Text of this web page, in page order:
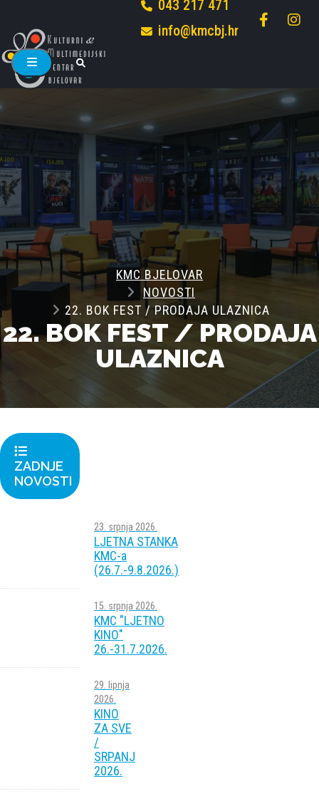
043 217 471
info@kmcbj.hr
22. BOK FEST / PRODAJA
ULAZNICA
KMC BJELOVAR
NOVOSTI
22. BOK FEST / PRODAJA ULAZNICA
ZADNJE
NOVOSTI
23. srpnja 2026.
LJETNA STANKA
KMC-a
(26.7.-9.8.2026.)
15. srpnja 2026.
KMC "LJETNO
KINO"
26.-31.7.2026.
29. lipnja
2026.
KINO
ZA SVE
/
SRPANJ
2026.